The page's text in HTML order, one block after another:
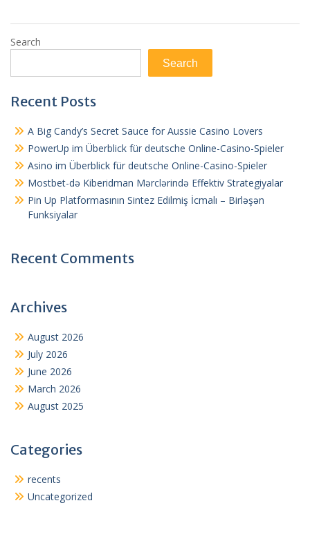
Search
Search
Recent Posts
A Big Candy’s Secret Sauce for Aussie Casino Lovers
PowerUp im Überblick für deutsche Online-Casino-Spieler
Asino im Überblick für deutsche Online-Casino-Spieler
Mostbet-də Kiberidman Mərclərində Effektiv Strategiyalar
Pin Up Platformasının Sintez Edilmiş İcmalı – Birləşən
Funksiyalar
Recent Comments
Archives
August 2026
July 2026
June 2026
March 2026
August 2025
Categories
recents
Uncategorized